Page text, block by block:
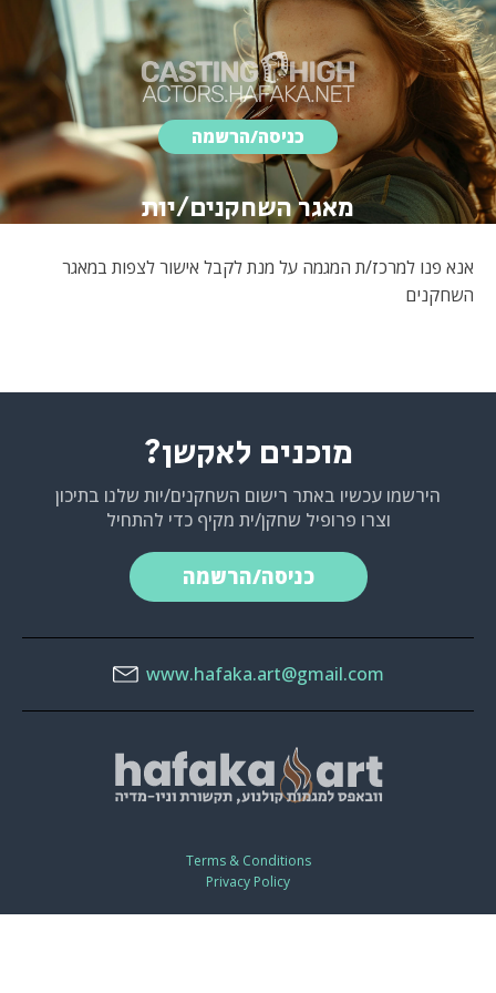
כניסה/הרשמה
מאגר השחקנים/יות
אנא פנו למרכז/ת המגמה על מנת לקבל אישור לצפות במאגר
השחקנים
מוכנים לאקשן?
הירשמו עכשיו באתר רישום השחקנים/יות שלנו בתיכון
וצרו פרופיל שחקן/ית מקיף כדי להתחיל
כניסה/הרשמה
www.hafaka.art@gmail.com
Terms & Conditions
Privacy Policy